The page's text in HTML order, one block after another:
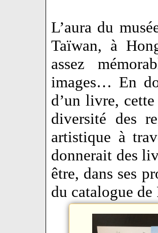
L’aura du
Taïwan, à
assez
images… En
d’un livre,
diversité des
artistique à
donnerait des
être, dans ses
du catalogue